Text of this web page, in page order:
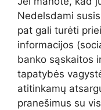
Nedelsdami
pat gali turėti
informacijos
banko sąskaitos
tapatybės
atitinkamų
pranešimus su